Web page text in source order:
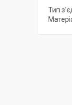
Тип